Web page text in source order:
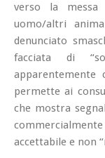
verso la messa
uomo/altri
denunciato
facciata di
apparentemente
permette ai
che mostra
accettabile e non